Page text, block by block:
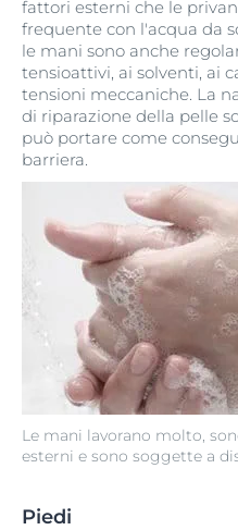
Le mani lavorano molto,
esterni e sono soggette a
fattori esterni che le
frequente con l'acqua da
le mani sono anche
tensioattivi, ai solventi, ai
tensioni meccaniche. La
di riparazione della pelle
può portare come
barriera.
Piedi